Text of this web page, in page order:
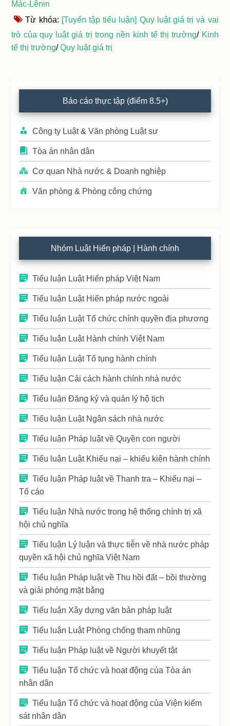
Mác-Lênin
Từ khóa: [Tuyển tập tiểu luận] Quy luật giá trị và vai
trò của quy luật giá trị trong nền kinh tế thị trường/ Kinh
tế thị trường/Quy luật giá trị
Primary
Sidebar
Báo cáo thực tập (điểm 8.5+)
Công ty Luật & Văn phòng Luật sư
Tòa án nhân dân
Cơ quan Nhà nước & Doanh nghiệp
Văn phòng & Phòng công chứng
Nhóm Luật Hiến pháp | Hành chính
Tiểu luận Luật Hiến pháp Việt Nam
Tiểu luận Luật Hiến pháp nước ngoài
Tiểu luận Luật Tổ chức chính quyền địa phương
Tiểu luận Luật Hành chính Việt Nam
Tiểu luận Luật Tố tụng hành chính
Tiểu luận Cải cách hành chính nhà nước
Tiểu luận Đăng ký và quản lý hộ tịch
Tiểu luận Luật Ngân sách nhà nước
Tiểu luận Pháp luật về Quyền con người
Tiểu luận Luật Khiếu nại – khiếu kiện hành chính
Tiểu luận Pháp luật về Thanh tra – Khiếu nại –
Tố cáo
Tiểu luận Nhà nước trong hệ thống chính trị xã
hội chủ nghĩa
Tiểu luận Lý luận và thực tiễn về nhà nước pháp
quyền xã hội chủ nghĩa Việt Nam
Tiểu luận Pháp luật về Thu hồi đất – bồi thường
và giải phóng mặt bằng
Tiểu luận Xây dựng văn bản pháp luật
Tiểu luận Luật Phòng chống tham nhũng
Tiểu luận Pháp luật về Người khuyết tật
Tiểu luận Tổ chức và hoạt động của Tòa án
nhân dân
Tiểu luận Tổ chức và hoạt động của Viện kiểm
sát nhân dân